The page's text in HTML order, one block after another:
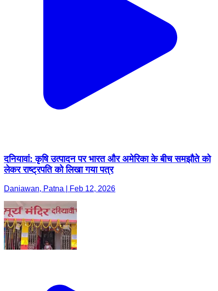
दनियावां: कृषि उत्पादन पर भारत और अमेरिका के बीच समझौते को
लेकर राष्ट्रपति को लिखा गया पत्र
Daniawan, Patna | Feb 12, 2026